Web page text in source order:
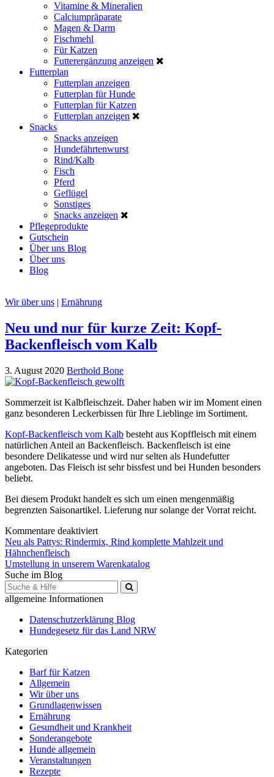
Vitamine & Mineralien
Calciumpräparate
Magen & Darm
Fischmehl
Für Katzen
Futterergänzung anzeigen
Futterplan
Futterplan anzeigen
Futterplan für Hunde
Futterplan für Katzen
Futterplan anzeigen
Snacks
Snacks anzeigen
Hundefährtenwurst
Rind/Kalb
Fisch
Pferd
Geflügel
Sonstiges
Snacks anzeigen
Pflegeprodukte
Gutschein
Über uns Blog
Über uns
Blog
Wir über uns | Ernährung
Neu und nur für kurze Zeit: Kopf-
Backenfleisch vom Kalb
3. August 2020 Berthold Bone
Sommerzeit ist Kalbfleischzeit. Daher haben wir im Moment einen
ganz besonderen Leckerbissen für Ihre Lieblinge im Sortiment.
Kopf-Backenfleisch vom Kalb besteht aus Kopffleisch mit einem
natürlichen Anteil an Backenfleisch. Backenfleisch ist eine
besondere Delikatesse und wird nur selten als Hundefutter
angeboten. Das Fleisch ist sehr bissfest und bei Hunden besonders
beliebt.
Bei diesem Produkt handelt es sich um einen mengenmäßig
begrenzten Saisonartikel. Lieferung nur solange der Vorrat reicht.
Kommentare deaktiviert
Beitragsnavigation
Neu als Pattys: Rindermix, Rind komplette Mahlzeit und
Hähnchenfleisch
Umstellung in unserem Warenkatalog
Suche im Blog
Suche
für:
allgemeine Informationen
Datenschutzerklärung Blog
Hundegesetz für das Land NRW
Kategorien
Barf für Katzen
Allgemein
Wir über uns
Grundlagenwissen
Ernährung
Gesundheit und Krankheit
Sonderangebote
Hunde allgemein
Veranstaltungen
Rezepte